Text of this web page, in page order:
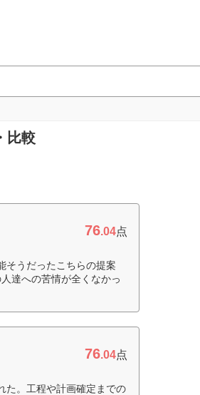
比較
76.04点
そうだったこちらの提案
達への苦情が全くなかっ
76.04点
た。工程や計画確定までの